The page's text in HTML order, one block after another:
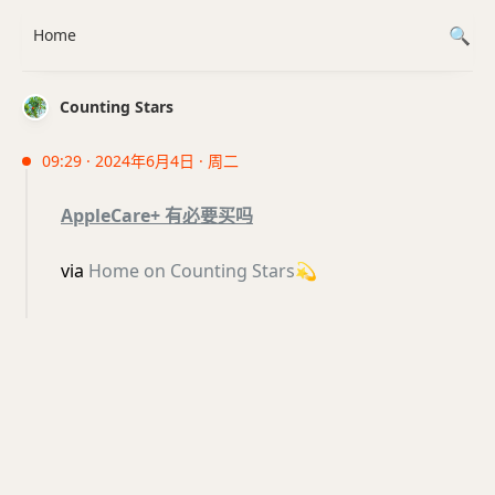
Counting Stars
09:29 · 2024年6月4日 · 周二
AppleCare+ 有必要买吗
via Home on Counting Stars💫
Home